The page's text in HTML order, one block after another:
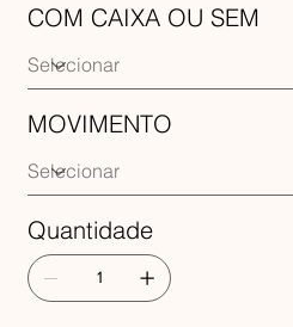
COM CAIXA OU SEM
MOVIMENTO
Quantidade